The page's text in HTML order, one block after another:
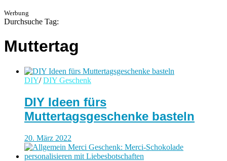
Werbung
Durchsuche Tag:
Muttertag
DIY/ DIY Geschenk
DIY Ideen fürs
Muttertagsgeschenke basteln
20. März 2022